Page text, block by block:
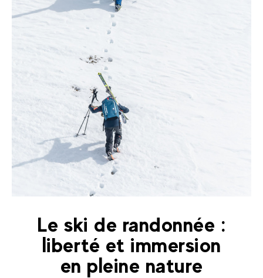
Le ski de randonnée :
liberté et immersion
en pleine nature